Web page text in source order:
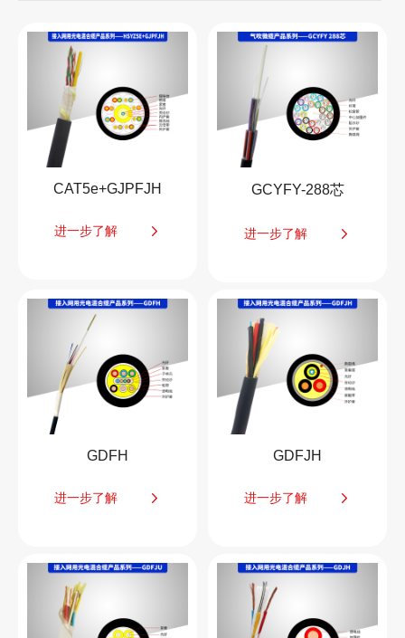
CAT5e+GJPFJH
进一步了解
GCYFY-288芯
进一步了解
GDFH
进一步了解
GDFJH
进一步了解